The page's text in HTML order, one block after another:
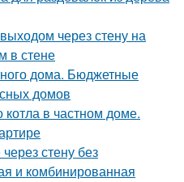
через стену на
в стене
дома. Бюджетные
домов
котла в частном доме.
стену без
и комбинированная